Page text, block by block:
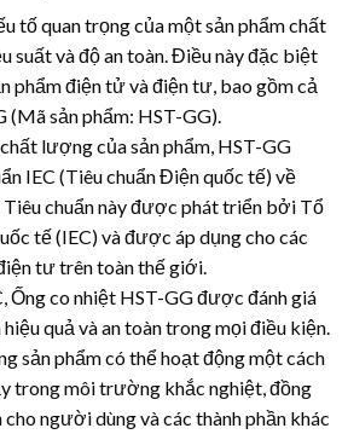
tố quan trọng của một sản phẩm chất
suất và độ an toàn. Điều này đặc biệt
phẩm điện tử và điện tư, bao gồm cả
(Mã sản phẩm: HST-GG).
lượng của sản phẩm, HST-GG
IEC (Tiêu chuẩn Điện quốc tế) về
Tiêu chuẩn này được phát triển bởi Tổ
tế (IEC) và được áp dụng cho các
tư trên toàn thế giới.
Ống co nhiệt HST-GG được đánh giá
quả và an toàn trong mọi điều kiện.
sản phẩm có thể hoạt động một cách
trong môi trường khắc nghiệt, đồng
người dùng và các thành phần khác